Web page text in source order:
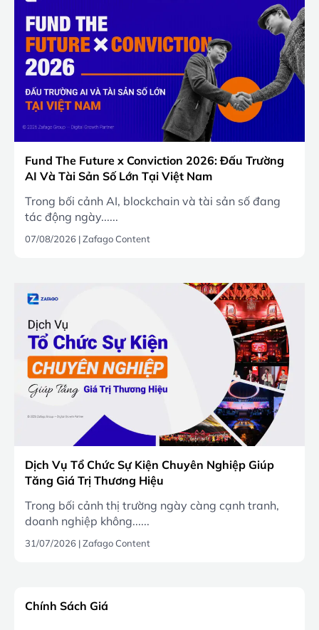
Fund The Future x Conviction 2026: Đấu Trường
AI Và Tài Sản Số Lớn Tại Việt Nam
Trong bối cảnh AI, blockchain và tài sản số đang
tác động ngày......
07/08/2026 |Zafago Content
Dịch Vụ Tổ Chức Sự Kiện Chuyên Nghiệp Giúp
Tăng Giá Trị Thương Hiệu
Trong bối cảnh thị trường ngày càng cạnh tranh,
doanh nghiệp không......
31/07/2026 |Zafago Content
Chính Sách Giá